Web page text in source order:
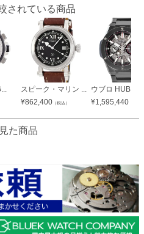
されている商品
スピーク・マリン ...
¥862,400 （税込）
ウブロ
¥1,595,440
た商品